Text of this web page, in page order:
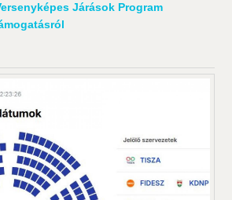
Járások Program